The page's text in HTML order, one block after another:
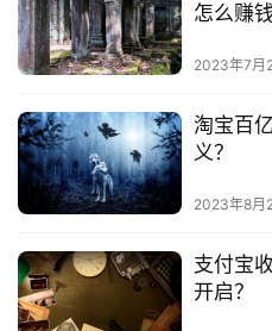
淘宝企业店铺和个人
营？
本文来自投稿，不代表早谈创
若转载，请注明出处：
https://www.zaotuan.com.cn/
版权声明：本文内容由互联网
作者本人。本站仅提供信息存
承担相关法律责任。如发现本
怎么赚钱
2023年7月
淘宝百
义？
2023年8月
支付宝
开启？